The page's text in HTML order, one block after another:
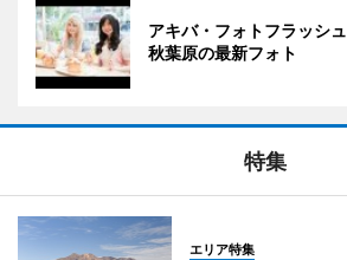
アキバ・フォトフラッシュ
秋葉原の最新フォト
特集
エリア特集